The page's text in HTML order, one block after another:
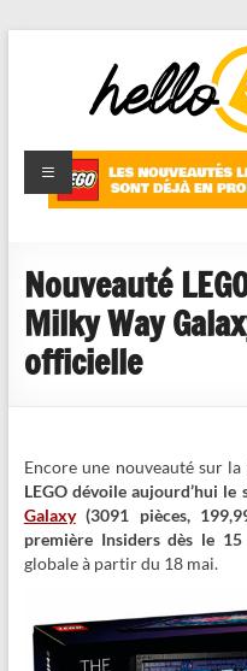
HelloBricks
Blog LEGO,
nouveaut�s
reviews
Nouveauté
Milky Way
officielle
Encore une nouveauté sur
LEGO dévoile aujourd’hui le
Galaxy(3091 pièces,
première Insiders dès le
globale à partir du 18 mai.